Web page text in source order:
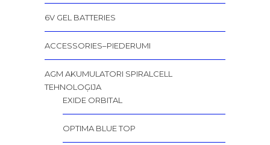
6V GEL BATTERIES
ACCESSORIES–PIEDERUMI
AGM AKUMULATORI SPIRALCELL
TEHNOLOĢIJA
EXIDE ORBITAL
OPTIMA BLUE TOP